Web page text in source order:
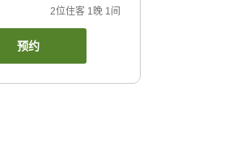
2位住客 1 晚 1 间
预约